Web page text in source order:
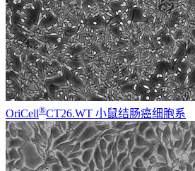
OriCell®CT26.WT 小鼠结肠癌细胞系